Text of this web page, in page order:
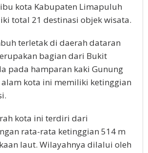
kota Kabupaten Limapuluh
total 21 destinasi objek wisata.
terletak di daerah dataran
bagian dari Bukit
pada hamparan kaki Gunung
alam kota ini memiliki ketinggian
kota ini terdiri dari
rata-rata ketinggian 514 m
laut. Wilayahnya dilalui oleh